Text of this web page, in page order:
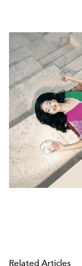
Related Articles